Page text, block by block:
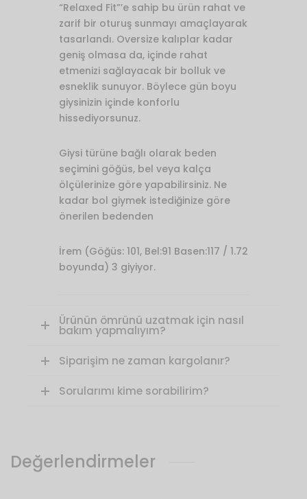
“Relaxed Fit”’e sahip bu ürün rahat ve
zarif bir oturuş sunmayı amaçlayarak
tasarlandı. Oversize kalıplar kadar
geniş olmasa da, içinde rahat
etmenizi sağlayacak bir bolluk ve
esneklik sunuyor. Böylece gün boyu
giysinizin içinde konforlu
hissediyorsunuz.
Giysi türüne bağlı olarak beden
seçimini göğüs, bel veya kalça
ölçülerinize göre yapabilirsiniz. Ne
kadar bol giymek istediğinize göre
önerilen bedenden
İrem (Göğüs: 101, Bel:91 Basen:117 / 1.72
boyunda) 3 giyiyor.
Ürünün ömrünü uzatmak için nasıl
bakım yapmalıyım?
Siparişim ne zaman kargolanır?
Sorularımı kime sorabilirim?
Değerlendirmeler